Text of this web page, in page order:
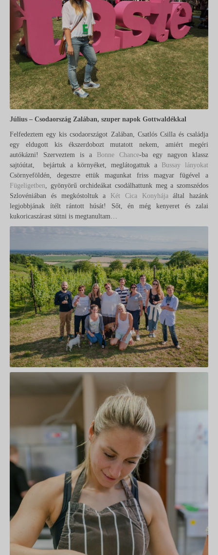
Július – Csodaország Zalában, szuper napok Gottwaldékkal
Felfedeztem egy kis csodaországot Zalában, Csatlós Csilla és családja
egy eldugott kis ékszerdobozt mutatott nekem, amiért megéri
autókázni! Szerveztem is a Bonne Chance-ba egy nagyon klassz
sajtóútat, bejártuk a környéket, meglátogattuk a Bussay lányokat
Csörnyeföldén, degeszre ettük magunkat friss magyar fügével a
Fügeligetben , gyönyörű orchideákat csodálhattunk meg a szomszédos
Szlovéniában és megkóstoltuk a Két Cica Konyhája által hazánk
legjobbjának ítélt rántott húsát! Sőt, én még kenyeret és zalai
kukoricaszárast sütni is megtanultam…